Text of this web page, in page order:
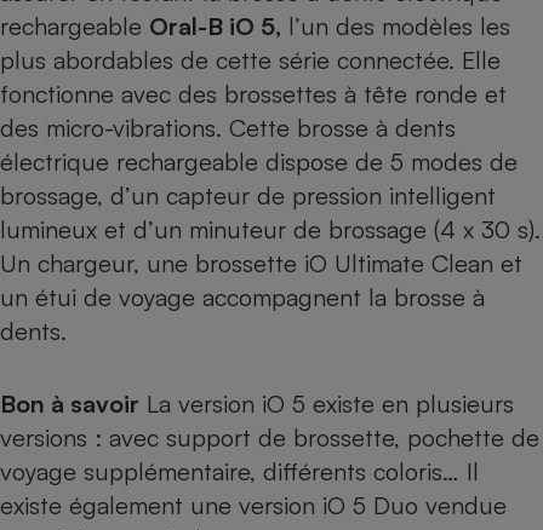
rechargeable Oral-B iO 5, l’un des modèles les
plus abordables de cette série connectée. Elle
fonctionne avec des brossettes à tête ronde et
des micro-vibrations. Cette brosse à dents
électrique rechargeable dispose de 5 modes de
brossage, d’un capteur de pression intelligent
lumineux et d’un minuteur de brossage (4 x 30 s).
Un chargeur, une brossette iO Ultimate Clean et
un étui de voyage accompagnent la brosse à
dents.
Bon à savoir La version iO 5 existe en plusieurs
versions : avec support de brossette, pochette de
voyage supplémentaire, différents coloris… Il
existe également une version iO 5 Duo vendue